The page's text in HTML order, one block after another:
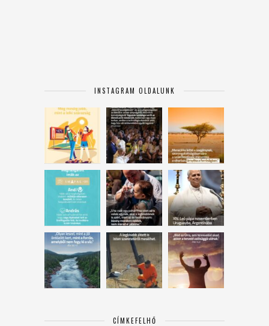
INSTAGRAM OLDALUNK
CÍMKEFELHŐ